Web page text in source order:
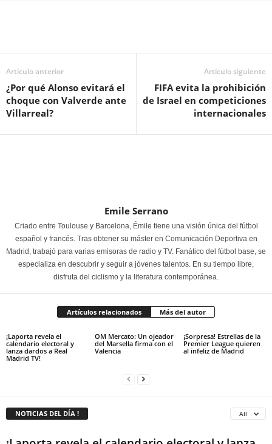
Artículo anterior
¿Por qué Alonso evitará el
choque con Valverde ante
Villarreal?
Artículo siguiente
FIFA evita la prohibición
de Israel en competiciones
internacionales
Emile Serrano
Criado entre Toulouse y Barcelona, Émile tiene una visión única del fútbol
español y francés. Tras obtener su máster en Comunicación Deportiva en
Madrid, trabajó para varias emisoras de radio y TV. Fanático del fútbol base, se
especializa en descubrir y seguir a jóvenes talentos. En su tiempo libre,
disfruta del ciclismo y la literatura contemporánea.
Artículos relacionados Más del autor
¡Laporta revela el
calendario electoral y
lanza dardos a Real
Madrid TV!
OM Mercato: Un ojeador
del Marsella firma con el
Valencia
¡Sorpresa! Estrellas de la
Premier League quieren
al infeliz de Madrid
NOTICIAS DEL DÍA ! All